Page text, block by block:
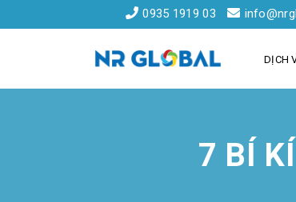
0935 1919 03
DỊCH
7 BÍ